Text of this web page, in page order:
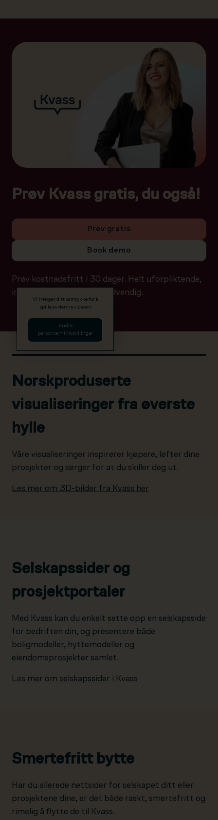
Prøv Kvass gratis, du også!
Prøv gratis
Book demo
Prøv kostnadsfritt i 30 dager. Helt uforpliktende,
ingen betalingsdetaljer nødvendig.
Vi trenger ditt samtykke for å
spille av denne videoen
Endre
personverninnstillinger
Norskproduserte
visualiseringer fra øverste
hylle
Våre visualiseringer inspirerer kjøpere, løfter dine
prosjekter og sørger for at du skiller deg ut.
Les mer om 3D-bilder fra Kvass her
Selskapssider og
prosjektportaler
Med Kvass kan du enkelt sette opp en selskapsside
for bedriften din, og presentere både
boligmodeller, hyttemodeller og
eiendomsprosjekter samlet.
Les mer om selskapssider i Kvass
Smertefritt bytte
Har du allerede nettsider for selskapet ditt eller
prosjektene dine, er det både raskt, smertefritt og
rimelig å flytte de til Kvass.